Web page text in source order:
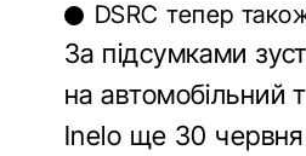
DSRC тепер
За підсумками
на автомобільний
Inelo ще 30 червня